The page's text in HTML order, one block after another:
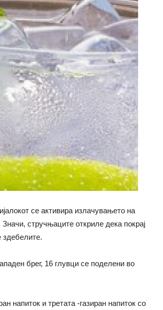
се активира излачувањето на
стручњаците откриле дека покрај
здебелите.
брег, 16 глувци се поделени во
напиток и третата -газиран напиток со